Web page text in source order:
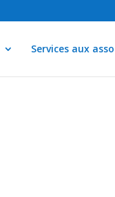
Services aux